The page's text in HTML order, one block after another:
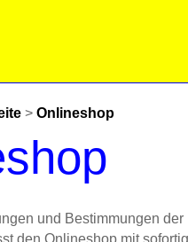
> Onlineshop
und Bestimmungen
den Onlineshop mit